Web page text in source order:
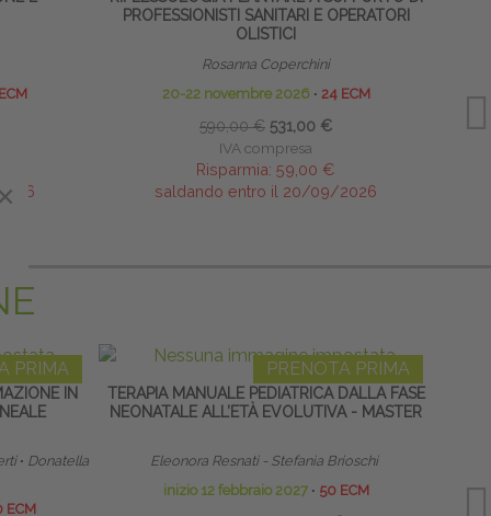
PROFESSIONISTI SANITARI E OPERATORI
OLISTICI
Rosanna Coperchini
20-22 novembre 2026∙ 24 ECM
590,00 € 531,00 €
IVA compresa
Risparmia: 59,00 €
saldando entro il 20/09/2026
PRIMA
IN
∙ Donatella
ECM
PRENOTA PRIMA
TERAPIA MANUALE PEDIATRICA DALLA FASE
NEONATALE ALL’ETÀ EVOLUTIVA - MASTER
Eleonora Resnati - Stefania Brioschi
inizio 12 febbraio 2027 ∙ 50 ECM
×
×